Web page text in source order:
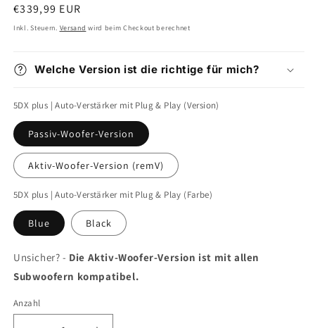
Normaler
Preis
€339,99 EUR
Inkl. Steuern. Versand wird beim Checkout berechnet
Welche Version ist die richtige für mich?
5DX plus | Auto-Verstärker mit Plug & Play (Version)
Passiv-Woofer-Version
Aktiv-Woofer-Version (remV)
5DX plus | Auto-Verstärker mit Plug & Play (Farbe)
Blue Black
Unsicher? - Die Aktiv-Woofer-Version ist mit allen
Subwoofern kompatibel.
Anzahl